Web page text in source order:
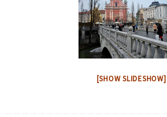
[SHOW SLIDESHOW]